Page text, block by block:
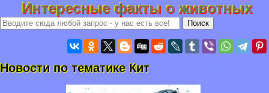
Интересные факты о животных
Новости по тематике Кит